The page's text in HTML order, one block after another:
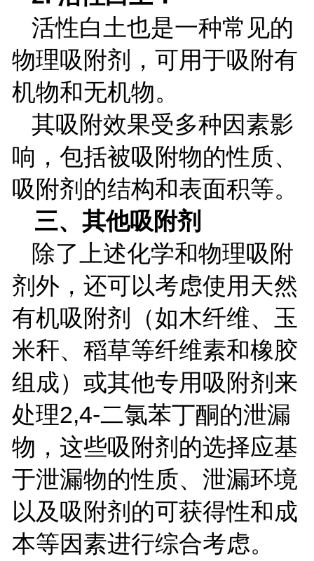
活性白土也是一种常见的
物理吸附剂，可用于吸附有
机物和无机物。
其吸附效果受多种因素影
响，包括被吸附物的性质、
吸附剂的结构和表面积等。
三、其他吸附剂
除了上述化学和物理吸附
剂外，还可以考虑使用天然
有机吸附剂（如木纤维、玉
米秆、稻草等纤维素和橡胶
组成）或其他专用吸附剂来
处理2,4-二氯苯丁酮的泄漏
物，这些吸附剂的选择应基
于泄漏物的性质、泄漏环境
以及吸附剂的可获得性和成
本等因素进行综合考虑。